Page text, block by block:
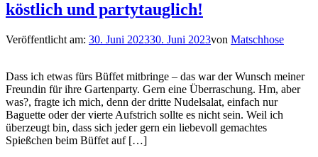
köstlich und partytauglich!
Veröffentlicht am: 30. Juni 202330. Juni 2023von Matschhose
Dass ich etwas fürs Büffet mitbringe – das war der Wunsch meiner
Freundin für ihre Gartenparty. Gern eine Überraschung. Hm, aber
was?, fragte ich mich, denn der dritte Nudelsalat, einfach nur
Baguette oder der vierte Aufstrich sollte es nicht sein. Weil ich
überzeugt bin, dass sich jeder gern ein liebevoll gemachtes
Spießchen beim Büffet auf […]